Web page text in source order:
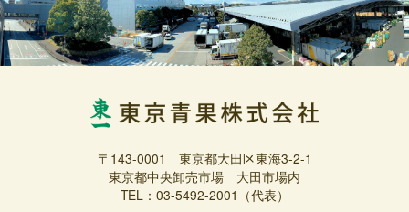
〒143-0001 東京都大田区東海3-2-1
東京都中央卸売市場 大田市場内
TEL：03-5492-2001（代表）